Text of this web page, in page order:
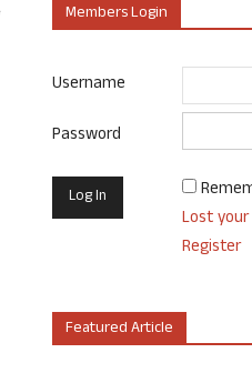
Members Login
Username
Password
Lost
Register
Featured Article